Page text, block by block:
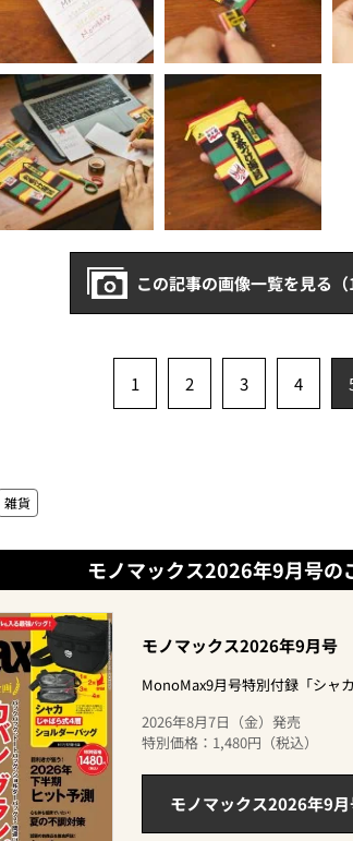
この記事の画像一覧を見る（
1 2 3 4
雑貨
モノマックス2026年9月号の
モノマックス2026年9月号
MonoMax9月号特別付録「シャ
2026年8月7日（金）発売
特別価格：1,480円（税込）
モノマックス2026年9